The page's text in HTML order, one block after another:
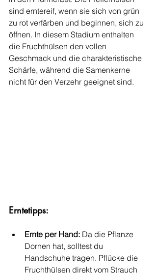
sind erntereif, wenn sie sich von grün
zu rot verfärben und beginnen, sich zu
öffnen. In diesem Stadium enthalten
die Fruchthülsen den vollen
Geschmack und die charakteristische
Schärfe, während die Samenkerne
nicht für den Verzehr geeignet sind.
Erntetipps:
Ernte per Hand: Da die Pflanze
Dornen hat, solltest du
Handschuhe tragen. Pflücke die
Fruchthülsen direkt vom Strauch